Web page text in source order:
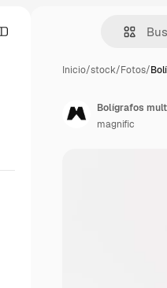
Inicio/stock/Fotos/
Bolígrafos
magnific